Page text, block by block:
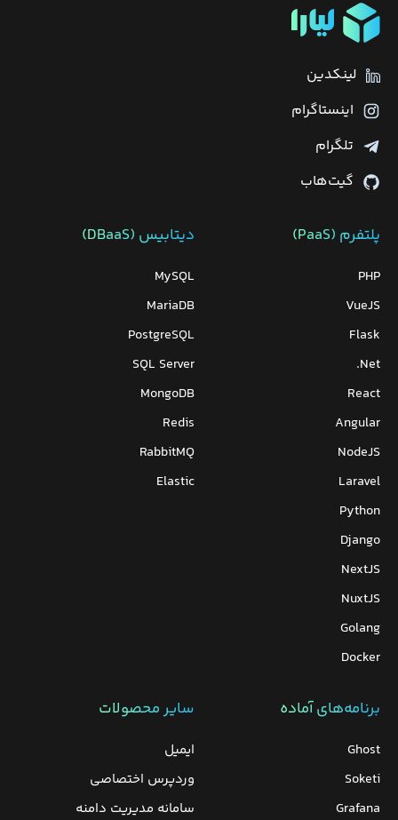
لینکدین
اینستاگرام
تلگرام
گیت‌هاب
پلتفرم (PaaS)
PHP
VueJS
Flask
Net.
React
Angular
NodeJS
Laravel
Python
Django
NextJS
NuxtJS
Golang
Docker
دیتابیس‌ (DBaaS)
MySQL
MariaDB
PostgreSQL
SQL Server
MongoDB
Redis
RabbitMQ
Elastic
برنامه‌های‌ آماده
Ghost
Soketi
Grafana
سایر محصولات
ایمیل
وردپرس‌ اختصاصی
سامانه مدیریت دامنه